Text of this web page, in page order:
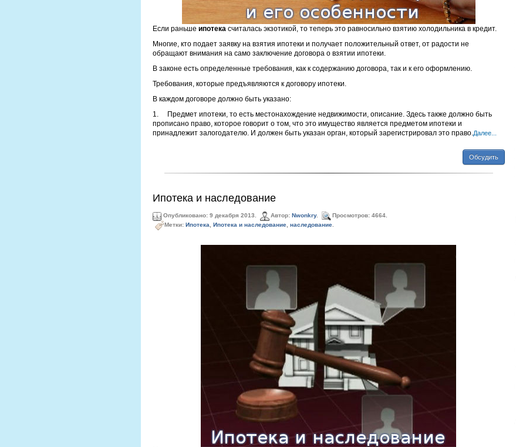
Если раньше ипотекасчиталась экзотикой, то теперь это равносильно взятию холодильника в кредит.
Многие, кто подает заявку на взятия ипотеки и получает положительный ответ, от радости не
обращают внимания на само заключение договора о взятии ипотеки.
В законе есть определенные требования, как к содержанию договора, так и к его оформлению.
Требования, которые предъявляются к договору ипотеки.
В каждом договоре должно быть указано:
1. Предмет ипотеки, то есть местонахождение недвижимости, описание. Здесь также должно быть
прописано право, которое говорит о том, что это имущество является предметом ипотеки и
принадлежит залогодателю. И должен быть указан орган, который зарегистрировал это право.Далее...
Обсудить
Ипотека и наследование
Опубликовано: 9 декабря 2013. Автор: Nwonkry.
Просмотров: 4664.
Метки: Ипотека Ипотека и наследование, наследование.